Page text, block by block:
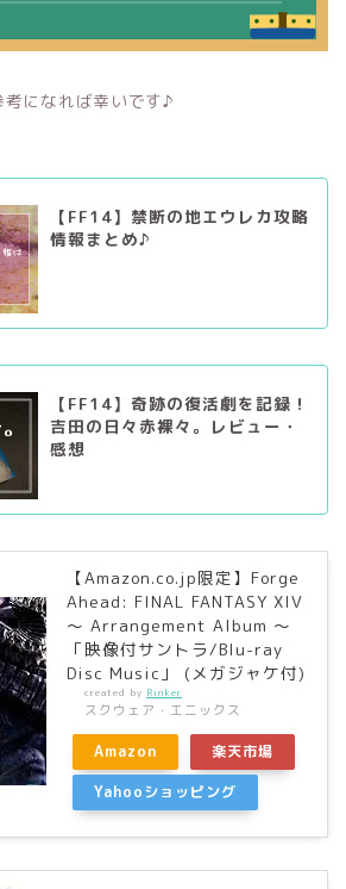
になれば幸いです♪
【FF14】禁断の地エウレカ攻略
情報まとめ♪
【FF14】奇跡の復活劇を記録！
吉田の日々赤裸々。レビュー・
感想
【Amazon.co.jp限定】Forge
Ahead: FINAL FANTASY XIV
～ Arrangement Album ～
「映像付サントラ/Blu-ray
Disc Music」 (メガジャケ付)
created by Rinker
スクウェア・エニックス
Amazon
楽天市場
Yahooショッピング